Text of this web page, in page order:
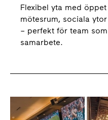
Flexibel yta med
mötesrum, sociala
– perfekt för team
samarbete.
Lindholmshamnen 24